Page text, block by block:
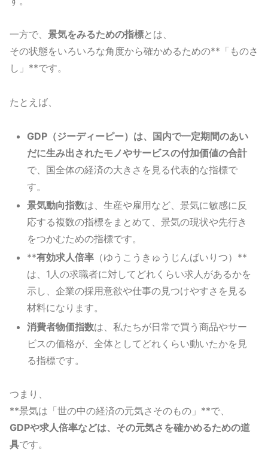
一方で、 景気をみるための指標とは、
その状態をいろいろな角度から確かめるための**「ものさ
し」**です。
たとえば、
GDP（ジーディーピー）は、国内で一定期間のあい
だに生み出されたモノやサービスの付加価値の合計
で、国全体の経済の大きさを見る代表的な指標で
す。
景気動向指数は、生産や雇用など、景気に敏感に反
応する複数の指標をまとめて、景気の現状や先行き
をつかむための指標です。
**有効求人倍率 （ゆうこうきゅうじんばいりつ）**
は、1人の求職者に対してどれくらい求人があるかを
示し、企業の採用意欲や仕事の見つけやすさを見る
材料になります。
消費者物価指数は、私たちが日常で買う商品やサー
ビスの価格が、全体としてどれくらい動いたかを見
る指標です。
つまり、
**景気は「世の中の経済の元気さそのもの」**で、
GDPや求人倍率などは、その元気さを確かめるための道
具です。